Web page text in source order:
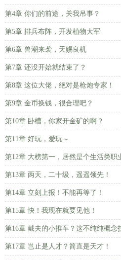
第4章 你们的前途，关我吊事？
第5章 排兵布阵，开发植物大军
第6章 兽潮来袭，天赐良机
第7章 还没开始就结束了？
第8章 这位大佬，绝对是枪炮专家！
第9章 金币换钱，很合理吧？
第10章 卧槽，你家开金矿的啊？
第11章 好玩，爱玩～
第12章 大榜第一，居然是个生活类职
第13章 两天，二十级，遥遥领先！
第14章 立刻上报！不能再等了！
第15章 快！我现在就要见他！
第16章 戴夫的小推车？这不纯纯概念
第17章 岂止是人才？简直是天才！